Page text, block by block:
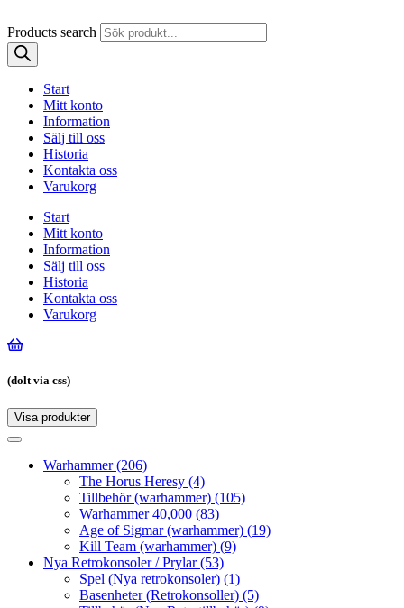
Products search
Start
Mitt konto
Information
Sälj till oss
Historia
Kontakta oss
Varukorg
Start
Mitt konto
Information
Sälj till oss
Historia
Kontakta oss
Varukorg
(dolt via css)
Visa produkter
Toggle
Toggle
navigationWarhammer(206)
The Horus Heresy (4)
Tillbehör (warhammer) (105)
Warhammer 40,000 (83)
Age of Sigmar (warhammer) (19)
Kill Team (warhammer) (9)
Nya Retrokonsoler / Prylar(53)
Spel (Nya retrokonsoler) (1)
Basenheter (Retrokonsoller) (5)